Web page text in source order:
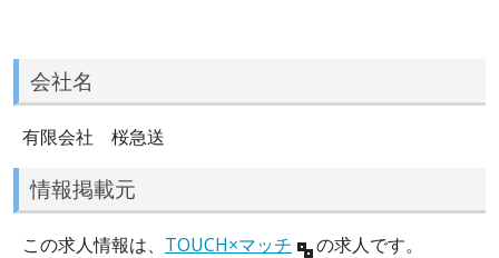
会社名
有限会社 桜急送
情報掲載元
この求人情報は、 TOUCH×マッチ の求人です。